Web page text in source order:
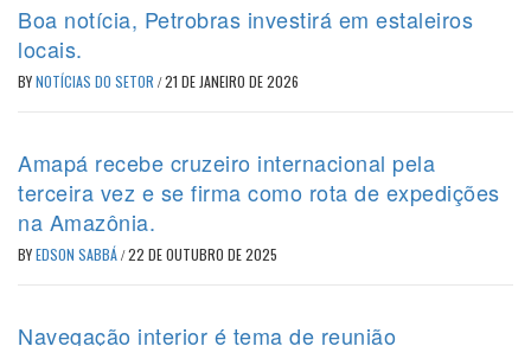
Boa notícia, Petrobras investirá em estaleiros
locais.
BYNOTÍCIAS DO SETOR /21 DE JANEIRO DE 2026
Amapá recebe cruzeiro internacional pela
terceira vez e se firma como rota de expedições
na Amazônia.
BYEDSON SABBÁ/22 DE OUTUBRO DE 2025
Navegação interior é tema de reunião